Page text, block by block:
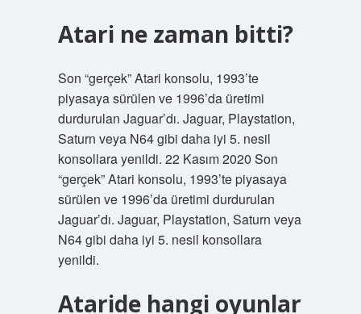
Atari ne zaman bitti?
Son “gerçek” Atari konsolu, 1993’te
piyasaya sürülen ve 1996’da üretimi
durdurulan Jaguar’dı. Jaguar, Playstation,
Saturn veya N64 gibi daha iyi 5. nesil
konsollara yenildi. 22 Kasım 2020 Son
“gerçek” Atari konsolu, 1993’te piyasaya
sürülen ve 1996’da üretimi durdurulan
Jaguar’dı. Jaguar, Playstation, Saturn veya
N64 gibi daha iyi 5. nesil konsollara
yenildi.
Ataride hangi oyunlar